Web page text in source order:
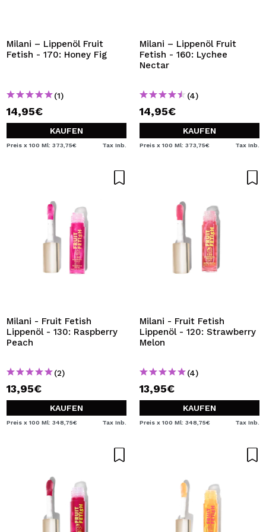
Milani – Lippenöl Fruit
Fetish - 170: Honey Fig
(1)
14,95€
KAUFEN
Preis x 100 Ml: 373,75€ Tax Inb.
Milani – Lippenöl Fruit
Fetish - 160: Lychee
Nectar
(4)
14,95€
KAUFEN
Preis x 100 Ml: 373,75€ Tax Inb.
Milani - Fruit Fetish
Lippenöl - 130: Raspberry
Peach
(2)
13,95€
KAUFEN
Preis x 100 Ml: 348,75€ Tax Inb.
Milani - Fruit Fetish
Lippenöl - 120: Strawberry
Melon
(4)
13,95€
KAUFEN
Preis x 100 Ml: 348,75€ Tax Inb.